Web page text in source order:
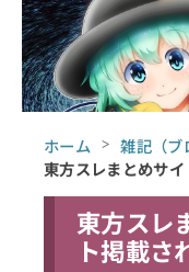
ホーム
雑記（ブ
東方スレまとめサ
東方スレ
ト掲載さ